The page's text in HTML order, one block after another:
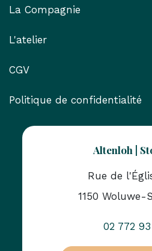
La Compagnie
L'atelier
CGV
Politique de confidentialité
Altenloh |
Rue de
1150 Woluwe-
02 772